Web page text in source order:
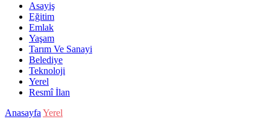
Asayiş
Eğitim
Emlak
Yaşam
Tarım Ve Sanayi
Belediye
Teknoloji
Yerel
Resmî İlan
Anasayfa Yerel